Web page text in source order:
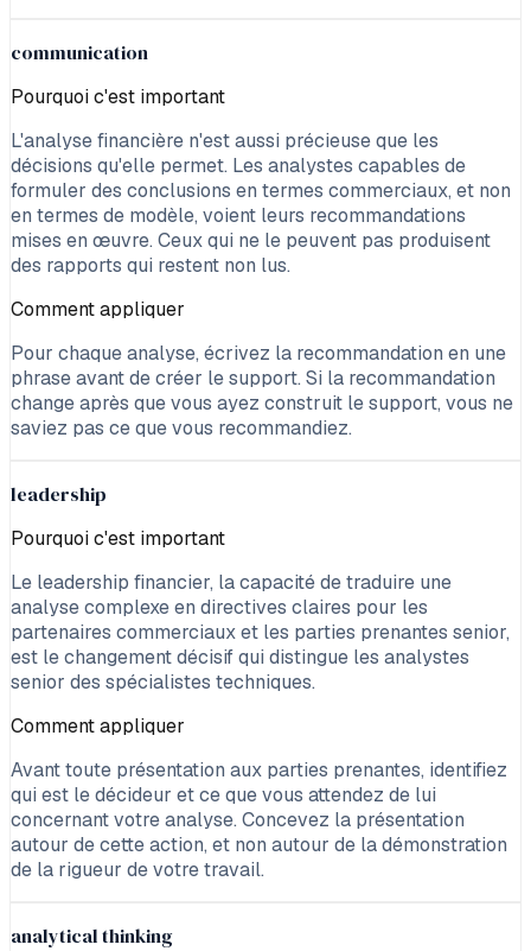
communication
Pourquoi c'est important
L'analyse financière n'est aussi précieuse que les
décisions qu'elle permet. Les analystes capables de
formuler des conclusions en termes commerciaux, et non
en termes de modèle, voient leurs recommandations
mises en œuvre. Ceux qui ne le peuvent pas produisent
des rapports qui restent non lus.
Comment appliquer
Pour chaque analyse, écrivez la recommandation en une
phrase avant de créer le support. Si la recommandation
change après que vous ayez construit le support, vous ne
saviez pas ce que vous recommandiez.
leadership
Pourquoi c'est important
Le leadership financier, la capacité de traduire une
analyse complexe en directives claires pour les
partenaires commerciaux et les parties prenantes senior,
est le changement décisif qui distingue les analystes
senior des spécialistes techniques.
Comment appliquer
Avant toute présentation aux parties prenantes, identifiez
qui est le décideur et ce que vous attendez de lui
concernant votre analyse. Concevez la présentation
autour de cette action, et non autour de la démonstration
de la rigueur de votre travail.
analytical thinking